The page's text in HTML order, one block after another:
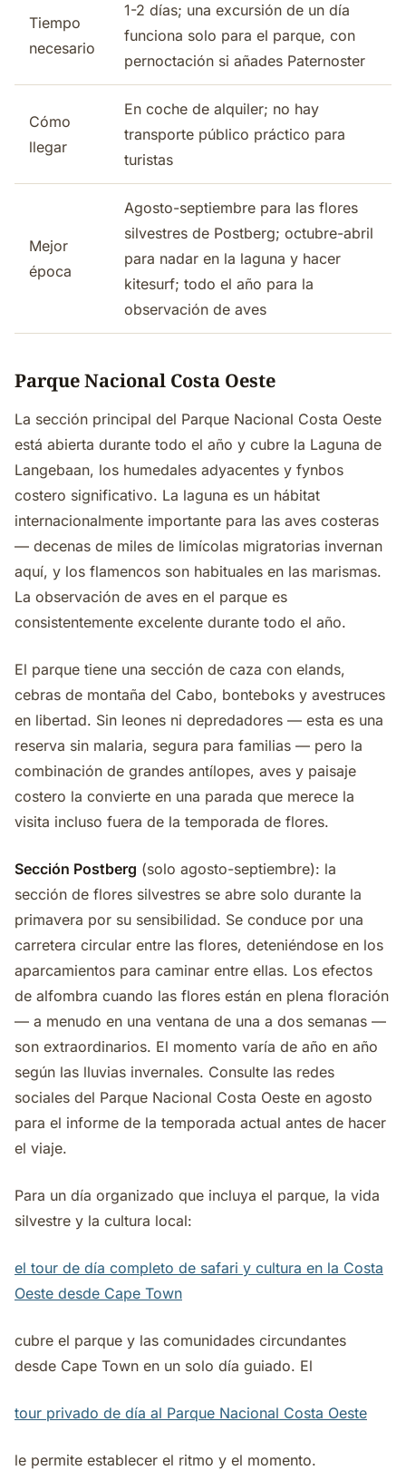
Tiempo
necesario
1-2 días; una excursión de un día
funciona solo para el parque, con
pernoctación si añades Paternoster
Cómo
llegar
En coche de alquiler; no hay
transporte público práctico para
turistas
Mejor
época
Agosto-septiembre para las flores
silvestres de Postberg; octubre-abril
para nadar en la laguna y hacer
kitesurf; todo el año para la
observación de aves
Parque Nacional Costa Oeste
La sección principal del Parque Nacional Costa Oeste
está abierta durante todo el año y cubre la Laguna de
Langebaan, los humedales adyacentes y fynbos
costero significativo. La laguna es un hábitat
internacionalmente importante para las aves costeras
— decenas de miles de limícolas migratorias invernan
aquí, y los flamencos son habituales en las marismas.
La observación de aves en el parque es
consistentemente excelente durante todo el año.
El parque tiene una sección de caza con elands,
cebras de montaña del Cabo, bonteboks y avestruces
en libertad. Sin leones ni depredadores — esta es una
reserva sin malaria, segura para familias — pero la
combinación de grandes antílopes, aves y paisaje
costero la convierte en una parada que merece la
visita incluso fuera de la temporada de flores.
Sección Postberg (solo agosto-septiembre): la
sección de flores silvestres se abre solo durante la
primavera por su sensibilidad. Se conduce por una
carretera circular entre las flores, deteniéndose en los
aparcamientos para caminar entre ellas. Los efectos
de alfombra cuando las flores están en plena floración
— a menudo en una ventana de una a dos semanas —
son extraordinarios. El momento varía de año en año
según las lluvias invernales. Consulte las redes
sociales del Parque Nacional Costa Oeste en agosto
para el informe de la temporada actual antes de hacer
el viaje.
Para un día organizado que incluya el parque, la vida
silvestre y la cultura local:
el tour de día completo de safari y cultura en la Costa
Oeste desde Cape Town
cubre el parque y las comunidades circundantes
desde Cape Town en un solo día guiado. El
tour privado de día al Parque Nacional Costa Oeste
le permite establecer el ritmo y el momento.